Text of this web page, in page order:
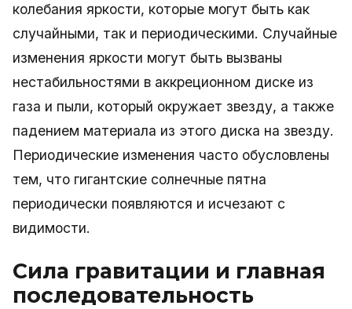
колебания яркости, которые могут быть как
случайными, так и периодическими. Случайные
изменения яркости могут быть вызваны
нестабильностями в аккреционном диске из
газа и пыли, который окружает звезду, а также
падением материала из этого диска на звезду.
Периодические изменения часто обусловлены
тем, что гигантские солнечные пятна
периодически появляются и исчезают с
видимости.
Сила гравитации и главная
последовательность